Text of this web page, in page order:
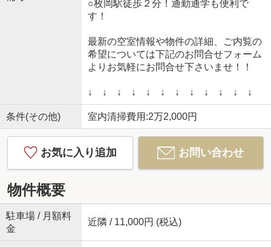
○枚岡駅徒歩２分！通勤通学も便利で
す！
最新の空室情報や物件の詳細、ご内覧の
希望については下記のお問合せフォーム
よりお気軽にお問合せ下さいませ！！
↓ ↓ ↓ ↓ ↓ ↓ ↓ ↓ ↓ ↓ ↓ ↓
条件(その他) 室内清掃費用:2万2,000円
お気に入り追加 お問い合わせ
物件概要
駐車場 / 月額料
金
近隣 / 11,000円 (税込)